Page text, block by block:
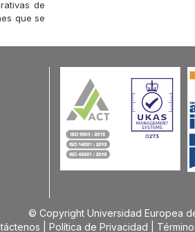
de
que se
© Copyright Universidad Europea
Política de Privacidad